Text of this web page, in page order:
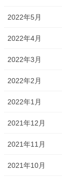
2022年5月
2022年4月
2022年3月
2022年2月
2022年1月
2021年12月
2021年11月
2021年10月